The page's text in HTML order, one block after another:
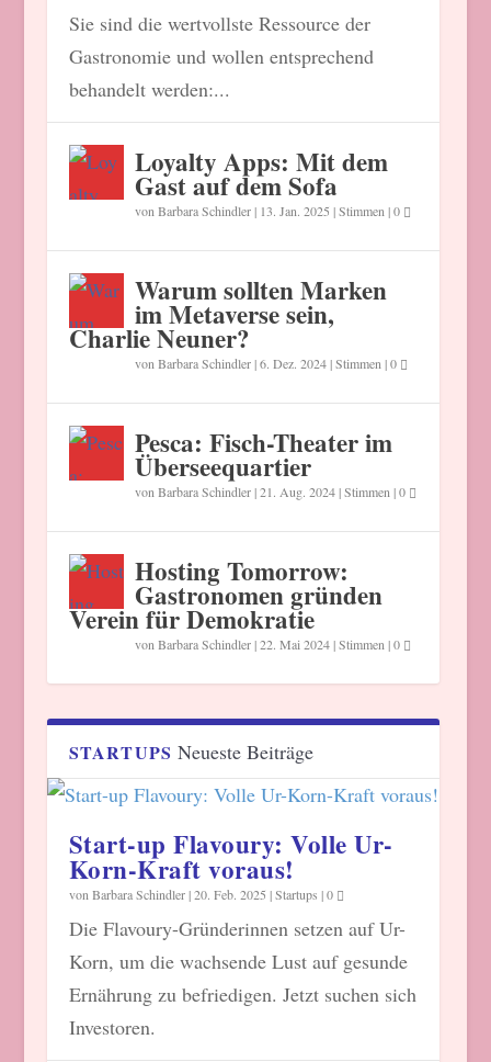
Sie sind die wertvollste Ressource der
Gastronomie und wollen entsprechend
behandelt werden:...
Loyalty Apps: Mit dem
Gast auf dem Sofa
von Barbara Schindler| 13. Jan. 2025 |Stimmen |0
Warum sollten Marken
im Metaverse sein,
Charlie Neuner?
von Barbara Schindler|6. Dez. 2024|Stimmen |0
Pesca: Fisch-Theater im
Überseequartier
von Barbara Schindler|21. Aug. 2024|Stimmen |0
Hosting Tomorrow:
Gastronomen gründen
Verein für Demokratie
von Barbara Schindler|22. Mai 2024|Stimmen |0
STARTUPS Neueste Beiträge
Start-up Flavoury: Volle Ur-
Korn-Kraft voraus!
von Barbara Schindler|20. Feb. 2025 |Startups |0
Die Flavoury-Gründerinnen setzen auf Ur-
Korn, um die wachsende Lust auf gesunde
Ernährung zu befriedigen. Jetzt suchen sich
Investoren.